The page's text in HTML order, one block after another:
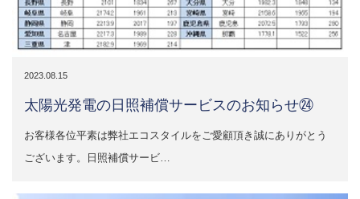
2023.08.15
太陽光発電の日照補償サービスのお知らせ㉔
お客様各位平素は弊社エコスタイルをご愛顧頂き誠にありがとう
ございます。日照補償サービ…